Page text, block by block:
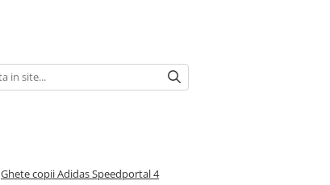
Ghete copii Adidas Speedportal 4